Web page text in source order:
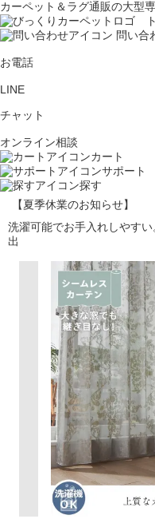
カーペット＆ラグ通販の大型
問い合
お電話
LINE
チャット
オンライン相談
カート
サポート
探す
【夏季休業のお知らせ】
洗濯可能でお手入れしやす
出